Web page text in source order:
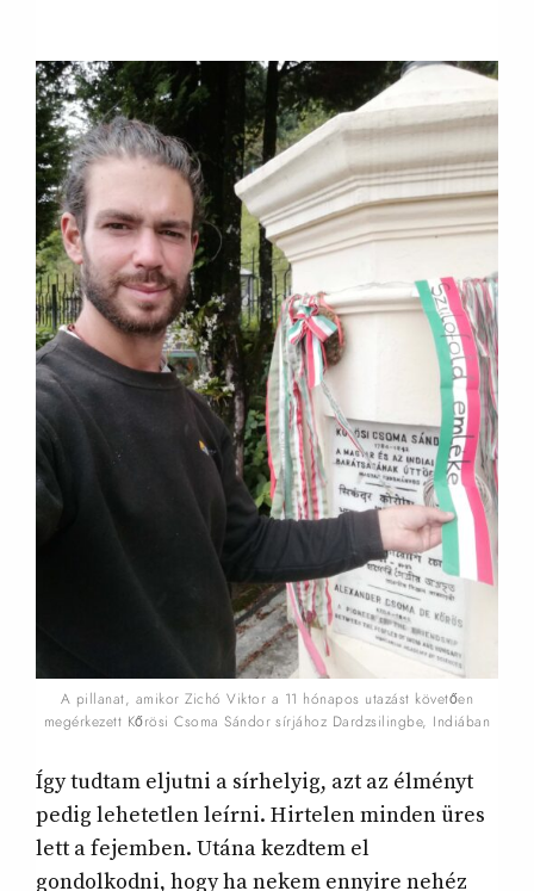
A pillanat, amikor Zichó Viktor a 11 hónapos utazást követően
megérkezett Kőrösi Csoma Sándor sírjához Dardzsilingbe, Indiában
Így tudtam eljutni a sírhelyig, azt az élményt
pedig lehetetlen leírni. Hirtelen minden üres
lett a fejemben. Utána kezdtem el
gondolkodni, hogy ha nekem ennyire nehéz